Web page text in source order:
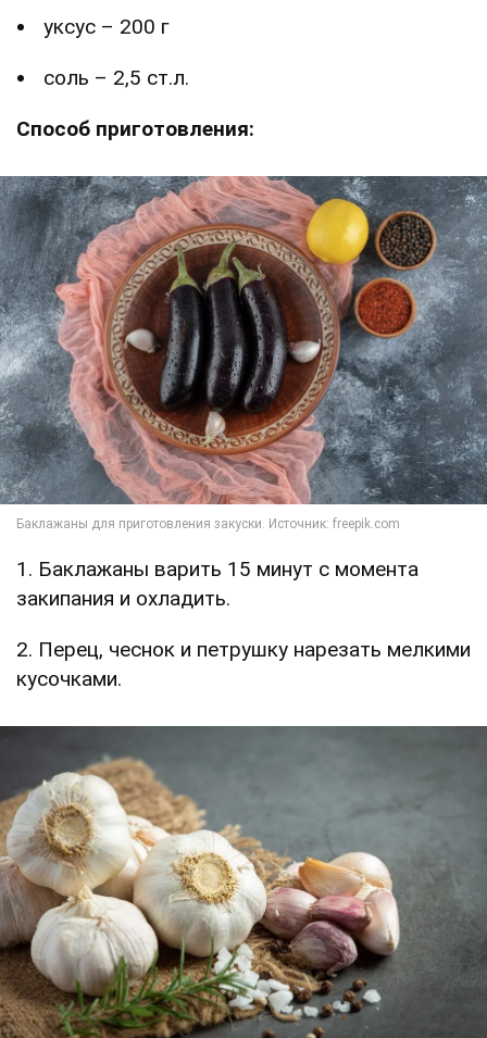
уксус – 200 г
соль – 2,5 ст.л.
Способ приготовления:
1. Баклажаны варить 15 минут с момента
закипания и охладить.
2. Перец, чеснок и петрушку нарезать мелкими
кусочками.